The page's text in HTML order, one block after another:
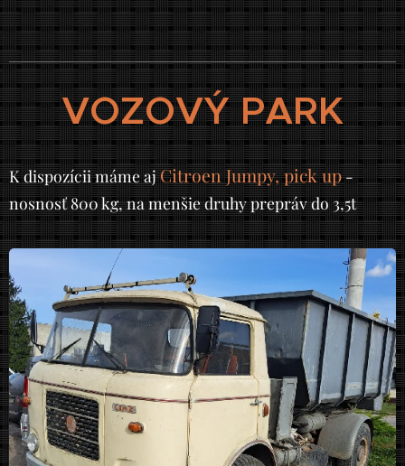
VOZOVÝ PARK
K dispozícii máme ajCitroen Jumpy, pick up-
nosnosť 800 kg, na menšie druhy prepráv do 3,5t